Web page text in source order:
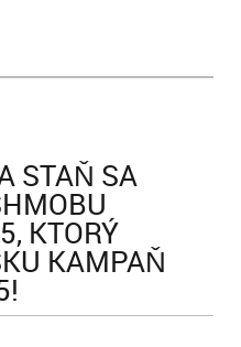
STAŇ SA
KTORÝ
KAMPAŇ